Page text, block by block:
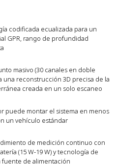
codificada ecualizada para un
GPR, rango de profundidad
masivo (30 canales en doble
una reconstrucción 3D precisa de la
creada en un solo escaneo
puede montar el sistema en menos
un vehículo estándar
de medición continuo con
(15 W-19 W) y tecnología de
de alimentación